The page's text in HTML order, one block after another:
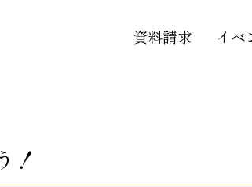
資料請求 イベ
！